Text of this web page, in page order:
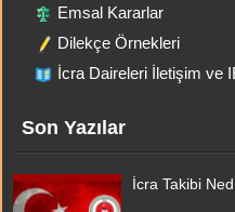
Emsal Kararlar
Dilekçe Örnekleri
İcra Daireleri İletişim ve
Son Yazılar
İcra Takibi